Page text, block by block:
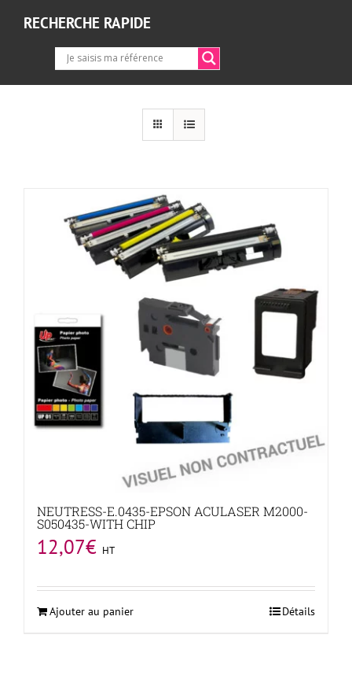
RECHERCHE RAPIDE
NEUTRESS-E.0435-EPSON ACULASER M2000-
S050435-WITH CHIP
12,07€ HT
Ajouter au panier Détails